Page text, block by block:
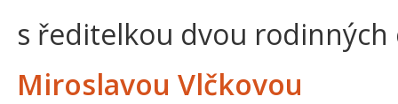
s ředitelkou dvou rodinných
Miroslavou Vlčkovou